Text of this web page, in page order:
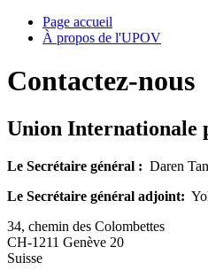
Page accueil
À propos de l'UPOV
Contactez-nous
Union Internationale
Le Secrétaire général : Daren
Le Secrétaire général adjoint:
34, chemin des Colombettes
CH-1211 Genève 20
Suisse